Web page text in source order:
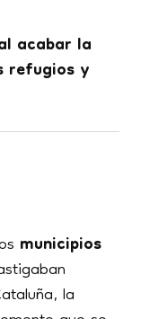
acabar la
refugios y
municipios
la